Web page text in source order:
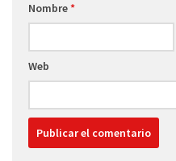
Nombre*
Web